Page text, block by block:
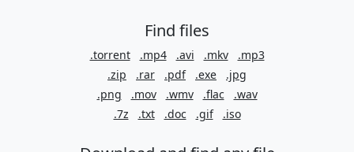
Find files
.torrent .mp4 .avi .mkv
.mp3
.zip
.rar .pdf .exe
.jpg
.png
.mov .wmv .flac
.wav
.7z
.txt .doc .gif .iso